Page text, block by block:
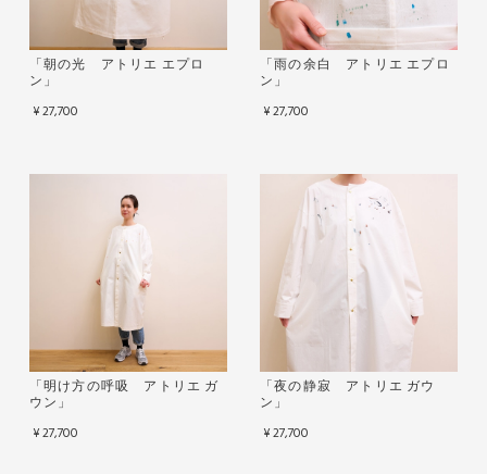
「朝の光 アトリエ エプロ
ン」
¥27,700
「雨の余白 アトリエ エプロ
ン」
¥27,700
「明け方の呼吸 アトリエ ガ
ウン」
¥27,700
「夜の静寂 アトリエ ガウ
ン」
¥27,700